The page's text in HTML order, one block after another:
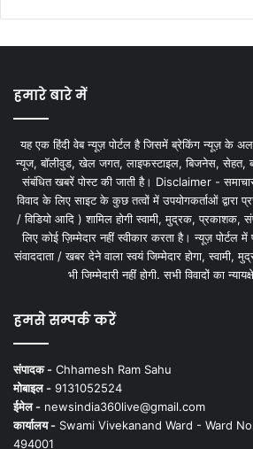
हमारे बारे में
यह एक हिंदी वेब न्यूज़ पोर्टल है जिसमें ब्रेकिंग न्यूज़ के
न्यूज, बॉलीवुड, खेल जगत, लाइफस्टाइल, बिजनेस, सेहत,
संबंधित खबरें पोस्ट की जाती है। Disclaimer -
विवाद के लिए साइट के कुछ तत्वों में उपयोगकर्ताओं द्वारा
/ विडियो आदि ) शामिल होगी स्वामी, मुद्रक, प्रकाशक,
लिए कोई ज़िम्मेदार नहीं स्वीकार करता है। न्यूज़ पोर्टल
संवाददाता / खबर देने वाला स्वयं जिम्मेदार होगा,
भी जिम्मेदारी नहीं होगी. सभी विवादों का
हमसे सम्पर्क करें
संपादक - Chhamesh Ram Sahu
मोबाइल - 9131052524
ईमेल - newsindia360live@gmail.com
कार्यालय - Swami Vivekanand Ward - Ward
494001